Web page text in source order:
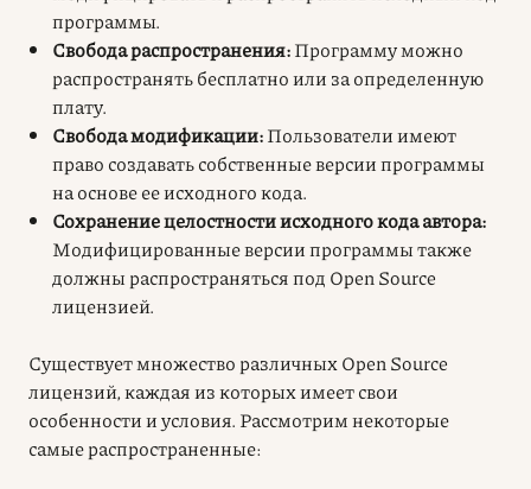
программы.
Свобода распространения:Программу можно
распространять бесплатно или за определенную
плату.
Свобода модификации:Пользователи имеют
право создавать собственные версии программы
на основе ее исходного кода.
Сохранение целостности исходного кода автора:
Модифицированные версии программы также
должны распространяться под Open Source
лицензией.
Существует множество различных Open Source
лицензий, каждая из которых имеет свои
особенности и условия. Рассмотрим некоторые
самые распространенные: